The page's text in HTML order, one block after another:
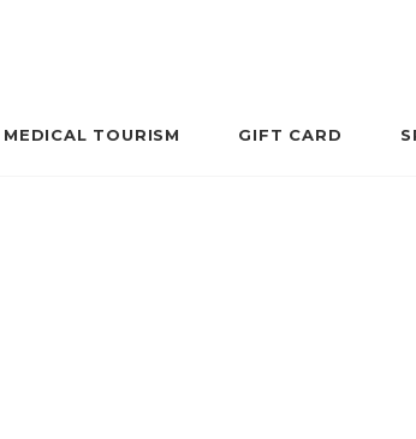
MEDICAL TOURISM GIFT CARD